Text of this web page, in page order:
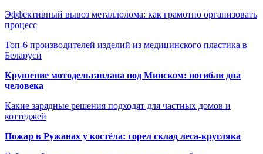
Эффективный вывоз металлолома: как грамотно организовать
процесс
Топ-6 производителей изделий из медицинского пластика в
Беларуси
Крушение мотодельтаплана под Минском: погибли два
человека
Какие зарядные решения подходят для частных домов и
коттеджей
Пожар в Ружанах у костёла: горел склад леса-кругляка